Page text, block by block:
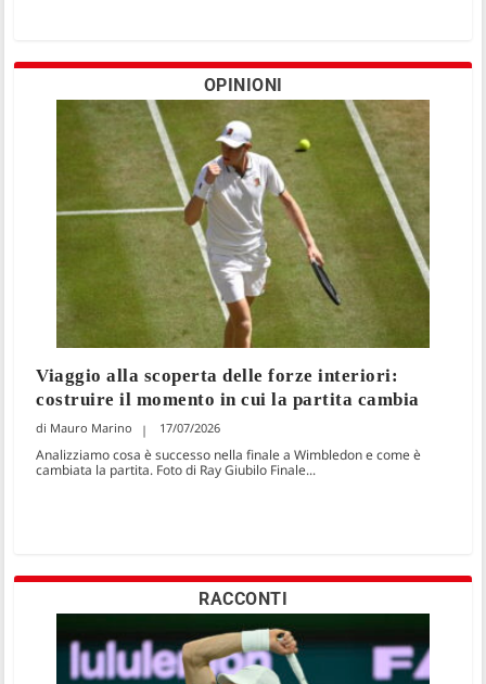
OPINIONI
Viaggio alla scoperta delle forze interiori:
costruire il momento in cui la partita cambia
Mauro Marino 17/07/2026
Analizziamo cosa è successo nella finale a Wimbledon e come è
cambiata la partita. Foto di Ray Giubilo Finale...
RACCONTI